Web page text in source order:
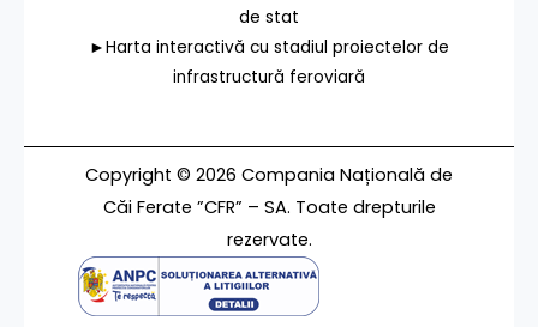
de stat
►Harta interactivă cu stadiul proiectelor de
infrastructură feroviară
Copyright © 2026 Compania Națională de
Căi Ferate ”CFR” – SA. Toate drepturile
rezervate.